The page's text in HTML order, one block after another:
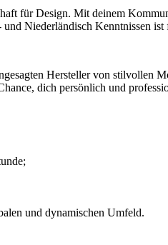
für Design. Mit deinem
Niederländisch Kenntnissen
Hersteller von stilvollen
dich persönlich und
und dynamischen Umfeld.